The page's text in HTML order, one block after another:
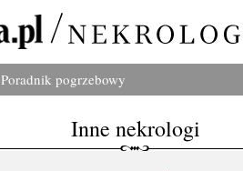
Poradnik pogrzebowy
Inne nekrologi